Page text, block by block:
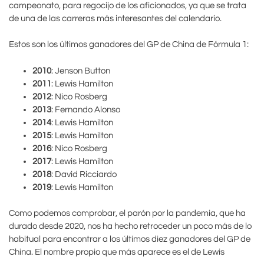
campeonato, para regocijo de los aficionados, ya que se trata
de una de las carreras más interesantes del calendario.
Estos son los últimos ganadores del GP de China de Fórmula 1:
2010: Jenson Button
2011: Lewis Hamilton
2012: Nico Rosberg
2013: Fernando Alonso
2014: Lewis Hamilton
2015: Lewis Hamilton
2016: Nico Rosberg
2017: Lewis Hamilton
2018: David Ricciardo
2019: Lewis Hamilton
Como podemos comprobar, el parón por la pandemia, que ha
durado desde 2020, nos ha hecho retroceder un poco más de lo
habitual para encontrar a los últimos diez ganadores del GP de
China. El nombre propio que más aparece es el de Lewis